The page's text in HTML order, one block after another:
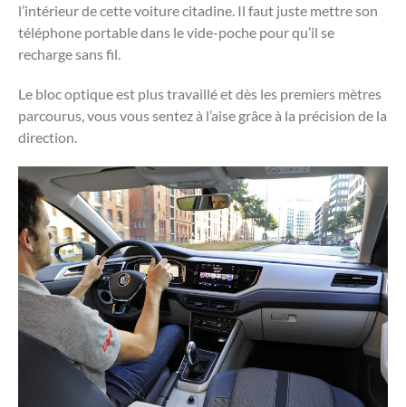
l’intérieur de cette voiture citadine. Il faut juste mettre son
téléphone portable dans le vide-poche pour qu’il se
recharge sans fil.
Le bloc optique est plus travaillé et dès les premiers mètres
parcourus, vous vous sentez à l’aise grâce à la précision de la
direction.